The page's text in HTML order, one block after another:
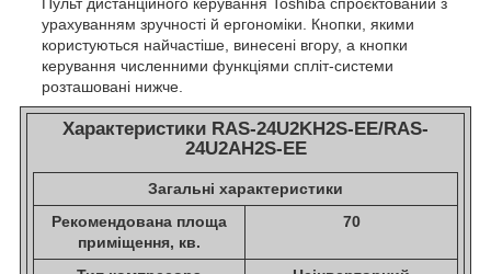
Пульт дистанційного керування Toshiba спроєктований з
урахуванням зручності й ергономіки. Кнопки, якими
користуються найчастіше, винесені вгору, а кнопки
керування численними функціями спліт-системи
розташовані нижче.
Характеристики RAS-24U2KH2S-EE/RAS-
24U2AH2S-EE
Загальні характеристики
Рекомендована площа
приміщення, кв.
70